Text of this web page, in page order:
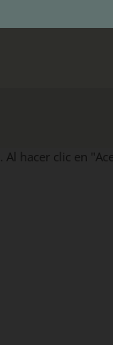
hacer clic en